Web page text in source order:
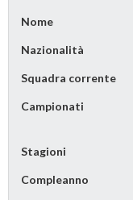
Nome
Nazionalità
Squadra corrente
Campionati
Stagioni
Compleanno